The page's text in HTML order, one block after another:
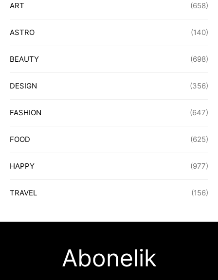
ART (658)
ASTRO (140)
BEAUTY (698)
DESIGN (356)
FASHION (647)
FOOD (625)
HAPPY (977)
TRAVEL (156)
Abonelik